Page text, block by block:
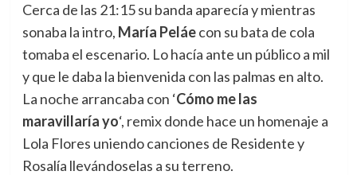
Cerca de las 21:15 su banda aparecía y mientras
sonaba la intro, María Peláecon su bata de cola
tomaba el escenario. Lo hacía ante un público a mil
y que le daba la bienvenida con las palmas en alto.
La noche arrancaba con ‘Cómo me las
maravillaría yo‘, remix donde hace un homenaje a
Lola Flores uniendo canciones de Residente y
Rosalía llevándoselas a su terreno.